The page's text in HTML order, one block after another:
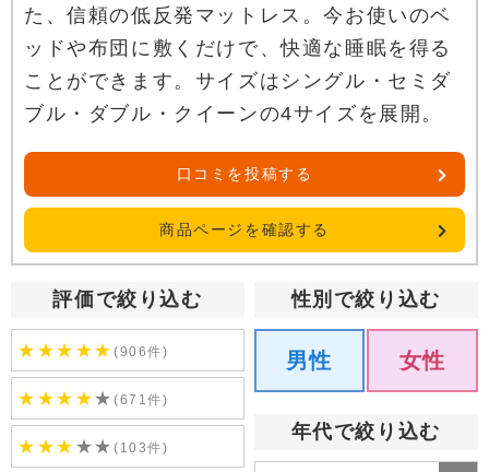
た、信頼の低反発マットレス。今お使いのベ
ッドや布団に敷くだけで、快適な睡眠を得る
ことができます。サイズはシングル・セミダ
ブル・ダブル・クイーンの4サイズを展開。
口コミを投稿する
商品ページを確認する
評価で絞り込む
★ ★★ ★★(906件)
★ ★★ ★★(671件)
★ ★★ ★★(103件)
性別で絞り込む
男性 女性
年代で絞り込む